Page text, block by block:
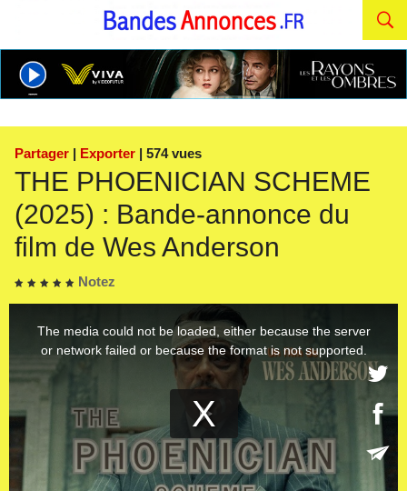
Partager | Exporter | 574 vues
THE PHOENICIAN SCHEME
(2025) : Bande-annonce du
film de Wes Anderson
Notez